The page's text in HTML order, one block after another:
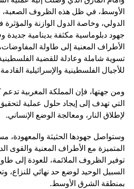
الأوسط، في ظل هذه الظروف الصعبة،
الدولي، وخاصة الدول الوازنة
جهود دبلوماسية مكثفة بدينامية جديدة
الأطراف المعنية إلى طاولة
تسوية شاملة وعادلة للقضية
للأجيال الفلسطينية والإسرائيلية
ومن جهتها، فإن المملكة المغربية تدعم
التي تهدف إلى إيجاد حلول عملية
لإطلاق النار، ومعالجة الوضع الإنساني.
وستواصل جهودها الحثيثة والمعهودة،
المتميزة مع الأطراف المعنية والقوى
توفير الظروف الملائمة، للعودة إلى
السبيل الوحيد لوضع حد نهائي للنزاع،
بمنطقة الشرق الأوسط.